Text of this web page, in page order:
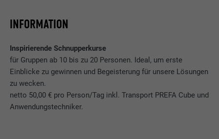
INFORMATION
Inspirierende Schnupperkurse
für Gruppen ab 10 bis zu 20 Personen. Ideal, um erste
Einblicke zu gewinnen und Begeisterung für unsere Lösungen
zu wecken.
netto 50,00 € pro Person/Tag inkl. Transport PREFA Cube und
Anwendungstechniker.